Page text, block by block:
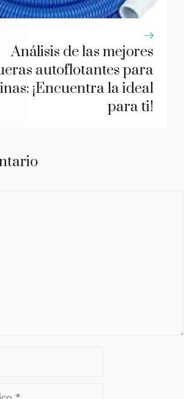
Análisis de las mejores
autoflotantes para
¡Encuentra la ideal
para ti!